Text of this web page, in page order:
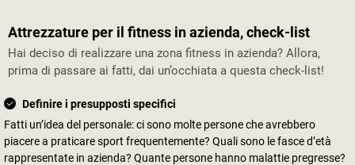
Attrezzature per il fitness in azienda, check-list
Hai deciso di realizzare una zona fitness in azienda? Allora,
prima di passare ai fatti, dai un’occhiata a questa check-list!
Definire i presupposti specifici
Fatti un’idea del personale: ci sono molte persone che avrebbero
piacere a praticare sport frequentemente? Quali sono le fasce d’età
rappresentate in azienda? Quante persone hanno malattie pregresse?